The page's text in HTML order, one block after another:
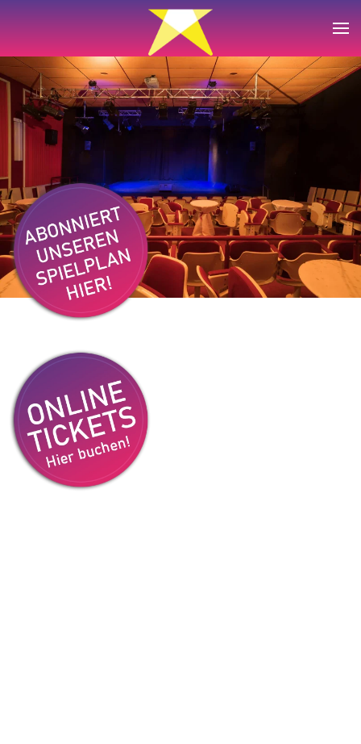
Zum Hauptinhalt springen